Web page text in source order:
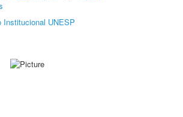
Institucional UNESP